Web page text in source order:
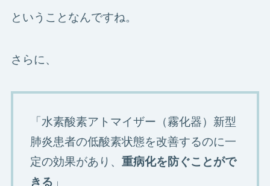
ということなんですね。
さらに、
「水素酸素アトマイザー（霧化器）新型
肺炎患者の低酸素状態を改善するのに一
定の効果があり、重病化を防ぐことがで
きる 」